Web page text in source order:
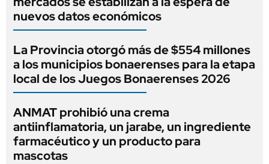
nuevos datos económicos
La Provincia otorgó más de $554 millones
a los municipios bonaerenses para la etapa
local de los Juegos Bonaerenses 2026
ANMAT prohibió una crema
antiinflamatoria, un jarabe, un ingrediente
farmacéutico y un producto para
mascotas